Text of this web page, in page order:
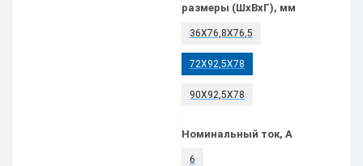
размеры (ШхВхГ), мм
36Х76,8Х76,5
72Х92,5Х78
90Х92,5Х78
Номинальный ток, А
6